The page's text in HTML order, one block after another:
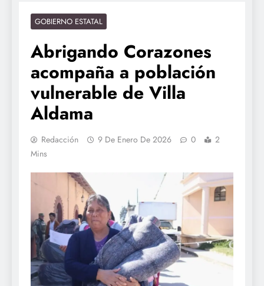
GOBIERNO ESTATAL
Abrigando Corazones
acompaña a población
vulnerable de Villa
Aldama
Redacción 9 De Enero De 2026 0
2
Mins